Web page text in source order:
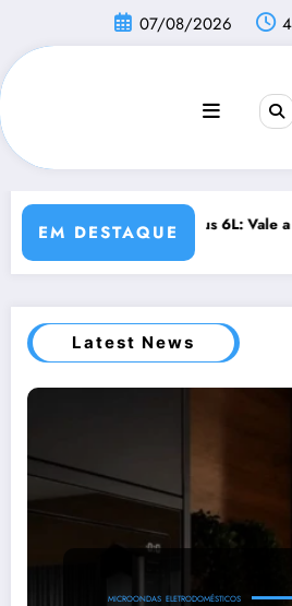
conteúdo
07/08/2026
EM DESTAQUE
esta Air Fryer? Vale a Pena
Latest News
MICROONDAS ELETRODOMÉSTICOS